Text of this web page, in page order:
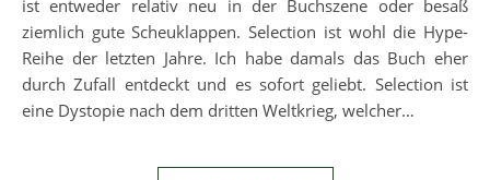
ist entweder relativ neu in der Buchszene oder besaß
ziemlich gute Scheuklappen. Selection ist wohl die Hype-
Reihe der letzten Jahre. Ich habe damals das Buch eher
durch Zufall entdeckt und es sofort geliebt. Selection ist
eine Dystopie nach dem dritten Weltkrieg, welcher…